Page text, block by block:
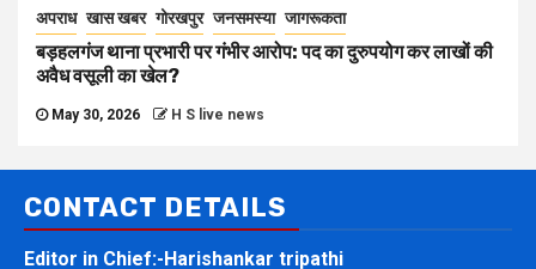
अपराध खास खबर गोरखपुर जनसमस्या जागरूकता
बड़हलगंज थाना प्रभारी पर गंभीर आरोप: पद का दुरुपयोग कर लाखों की
अवैध वसूली का खेल?
May 30, 2026 H S live news
CONTACT DETAILS
Editor in Chief:-Harishankar tripathi